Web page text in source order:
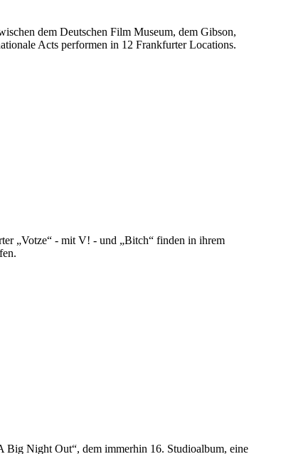
dem Deutschen Film Museum, dem Gibson,
Acts performen in 12 Frankfurter Locations.
„Votze“ - mit V! - und „Bitch“ finden in ihrem
Big Night Out“, dem immerhin 16. Studioalbum, eine